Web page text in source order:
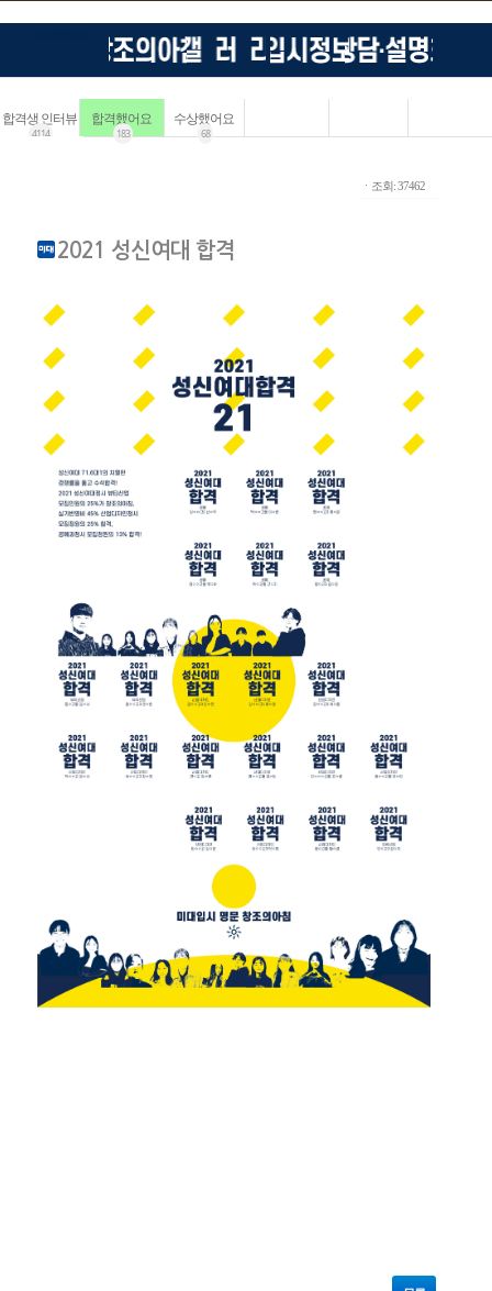
합격생 인터뷰
4114
합격했어요
183
수상했어요
68
ㆍ조회: 37462
2021 성신여대 합격